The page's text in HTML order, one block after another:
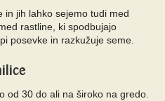
in jih lahko sejemo tudi med
rastline, ki spodbujajo
posevke in razkužuje seme.
od 30 do ali na široko na gredo.